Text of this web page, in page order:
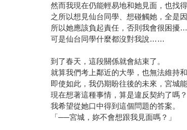
然而我現在仍能輕易地和她見面，也找
之所以想見仙台同學、想碰觸她，全是
所以她應該負起責任，否則我會很困擾
可是仙台同學什麼都沒對我說……
到了春天，這段關係就會結束了。
就算我們考上鄰近的大學，也無法維持
即使如此，我仍期盼往後的未來，宮城能
現在想著這種事情，算是違反契約了嗎？
我希望從她口中得到這個問題的答案。
「──宮城，妳不會想跟我見面嗎？」